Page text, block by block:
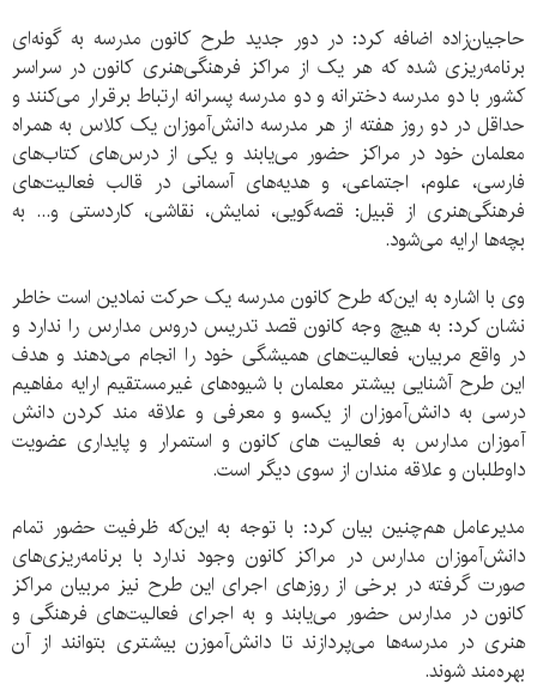
حاجیان‌زاده اضافه کرد: در دور جدید طرح کانون مدرسه به گونه‌ای
برنامه‌ریزی شده که هر یک از مراکز فرهنگی‌هنری کانون در سراسر
کشور با دو مدرسه دخترانه و دو مدرسه پسرانه ارتباط برقرار می‌کنند و
حداقل در دو روز هفته از هر مدرسه دانش‌آموزان یک کلاس به همراه
معلمان خود در مراکز حضور می‌یابند و یکی از درس‌های کتاب‌های
فارسی، علوم، اجتماعی، و هدیه‌های آسمانی در قالب فعالیت‌های
فرهنگی‌هنری از قبیل: قصه‌گویی، نمایش، نقاشی، کاردستی و... به
بچه‌ها ارایه می‌شود.
وی با اشاره به این‌که طرح کانون مدرسه یک حرکت نمادین است خاطر
نشان کرد: به هیچ وجه کانون قصد تدریس دروس مدارس را ندارد و
در واقع مربیان، فعالیت‌های همیشگی خود را انجام می‌دهند و هدف
این طرح آشنایی بیشتر معلمان با شیوه‌های غیرمستقیم ارایه مفاهیم
درسی به دانش‌آموزان از یکسو و معرفی و علاقه مند کردن دانش
آموزان مدارس به فعالیت های کانون و استمرار و پایداری عضویت
داوطلبان و علاقه مندان از سوی دیگر است.
مدیرعامل هم‌چنین بیان کرد: با توجه به این‌که ظرفیت حضور تمام
دانش‌آموزان مدارس در مراکز کانون وجود ندارد با برنامه‌ریزی‌های
صورت گرفته در برخی از روزهای اجرای این طرح نیز مربیان مراکز
کانون در مدارس حضور می‌یابند و به اجرای فعالیت‌های فرهنگی و
‌هنری در مدرسه‌ها می‌پردازند تا دانش‌آموزن بیشتری بتوانند از آن
بهره‌مند شوند.